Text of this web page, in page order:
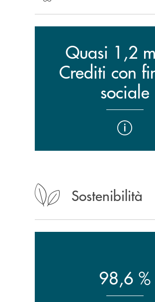
Quasi 1,2
Crediti con
sociale
Sostenibilità
98,6 %